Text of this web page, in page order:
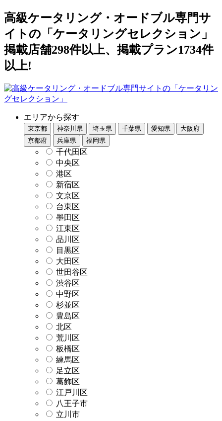
高級ケータリング・オードブル専門サ
イトの「ケータリングセレクション」
掲載店舗298件以上、掲載プラン1734件
以上!
エリアから探す
東京都 神奈川県 埼玉県 千葉県 愛知県
大阪府
京都府
兵庫県 福岡県
千代田区
中央区
港区
新宿区
文京区
台東区
墨田区
江東区
品川区
目黒区
大田区
世田谷区
渋谷区
中野区
杉並区
豊島区
北区
荒川区
板橋区
練馬区
足立区
葛飾区
江戸川区
八王子市
立川市